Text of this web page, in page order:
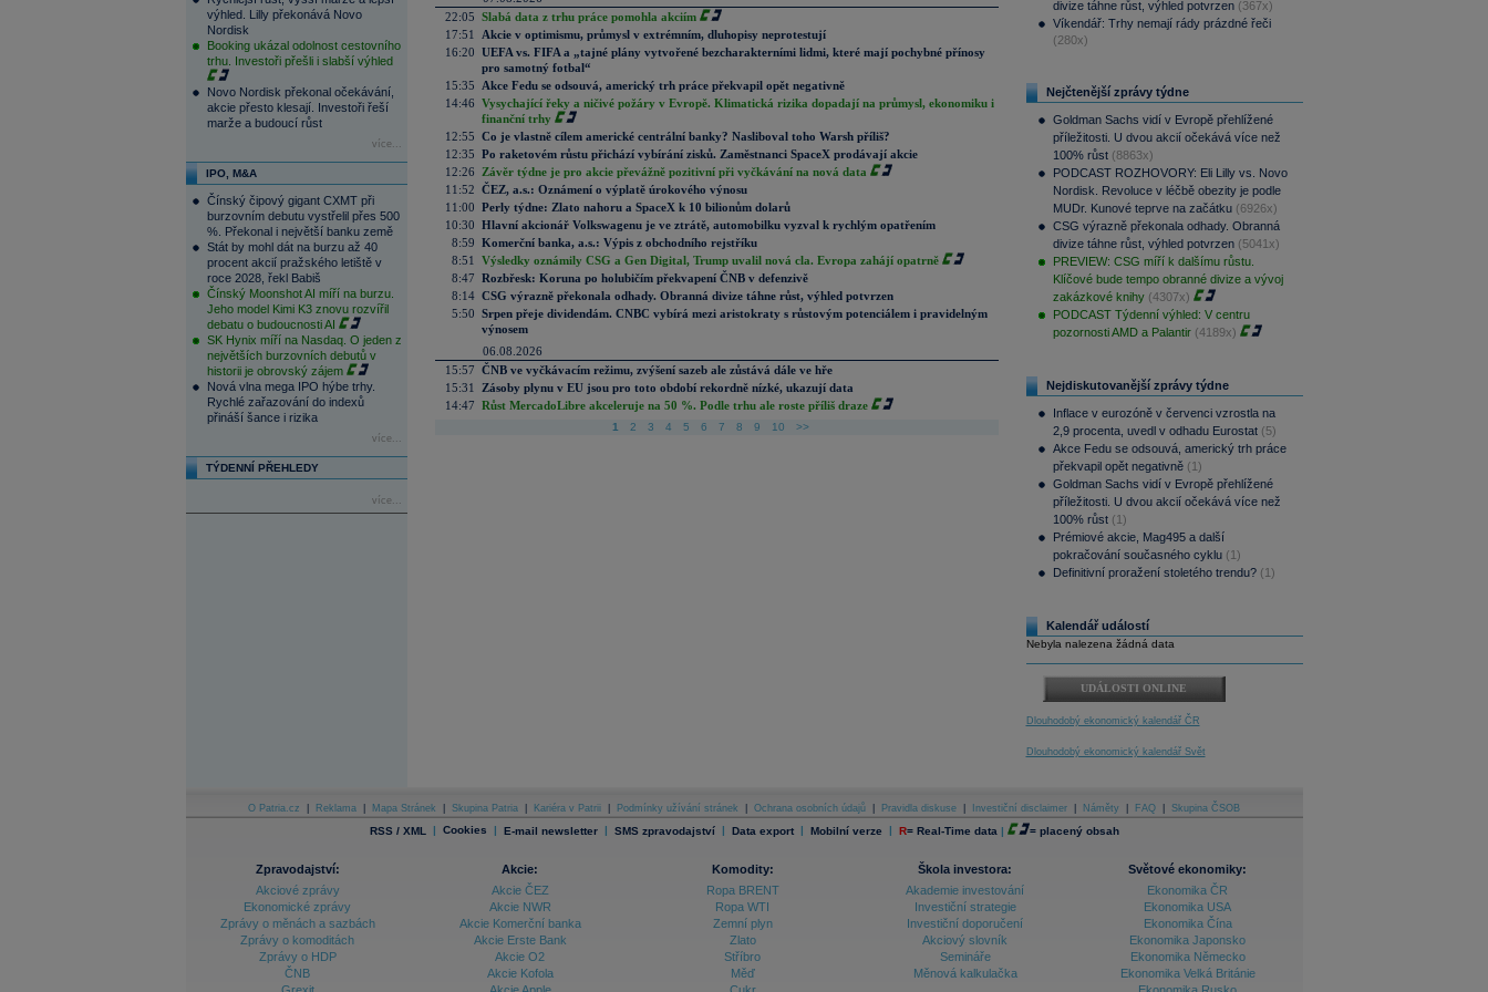
výhled. Lilly překonává Novo
Nordisk
Booking ukázal odolnost cestovního
trhu. Investoři přešli i slabší výhled
Novo Nordisk překonal očekávání,
akcie přesto klesají. Investoři řeší
marže a budoucí růst
více...
IPO, M&A
Čínský čipový gigant CXMT při
burzovním debutu vystřelil přes 500
%. Překonal i největší banku země
Stát by mohl dát na burzu až 40
procent akcií pražského letiště v
roce 2028, řekl Babiš
Čínský Moonshot AI míří na burzu.
Jeho model Kimi K3 znovu rozvířil
debatu o budoucnosti AI
SK Hynix míří na Nasdaq. O jeden z
největších burzovních debutů v
historii je obrovský zájem
Nová vlna mega IPO hýbe trhy.
Rychlé zařazování do indexů
přináší šance i rizika
více...
TÝDENNÍ PŘEHLEDY
více...
22:05 Slabá data z trhu práce pomohla akciím
17:51
Akcie v optimismu, průmysl v extrémním, dluhopisy neprotestují
16:20 UEFA vs. FIFA a „tajné plány vytvořené bezcharakterními lidmi, které mají pochybné přínosy
pro samotný fotbal“
15:35
Akce Fedu se odsouvá, americký trh práce překvapil opět negativně
14:46 Vysychající řeky a ničivé požáry v Evropě. Klimatická rizika dopadají na průmysl, ekonomiku i
finanční trhy
12:55 Co je vlastně cílem americké centrální banky? Nasliboval toho Warsh příliš?
12:35 Po raketovém růstu přichází vybírání zisků. Zaměstnanci SpaceX prodávají akcie
12:26
Závěr týdne je pro akcie převážně pozitivní při vyčkávání na nová data
11:52 ČEZ, a.s.: Oznámení o výplatě úrokového výnosu
11:00 Perly týdne: Zlato nahoru a SpaceX k 10 bilionům dolarů
10:30 Hlavní akcionář Volkswagenu je ve ztrátě, automobilku vyzval k rychlým opatřením
8:59 Komerční banka, a.s.: Výpis z obchodního rejstříku
8:51
Výsledky oznámily CSG a Gen Digital, Trump uvalil nová cla. Evropa zahájí opatrně
8:47 Rozbřesk: Koruna po holubičím překvapení ČNB v defenzivě
8:14 CSG výrazně překonala odhady. Obranná divize táhne růst, výhled potvrzen
5:50 Srpen přeje dividendám. CNBC vybírá mezi aristokraty s růstovým potenciálem i pravidelným
výnosem
06.08.2026
15:57 ČNB ve vyčkávacím režimu, zvýšení sazeb ale zůstává dále ve hře
15:31
Zásoby plynu v EU jsou pro toto období rekordně nízké, ukazují data
14:47 Růst MercadoLibre akceleruje na 50 %. Podle trhu ale roste příliš draze
1 2 3 4 5 6 7 8 9 10 >>
divize táhne růst, výhled potvrzen (367x)
Víkendář: Trhy nemají rády prázdné řeči
(280x)
Nejčtenější zprávy týdne
Goldman Sachs vidí v Evropě přehlížené
příležitosti. U dvou akcií očekává více než
100% růst (8863x)
PODCAST ROZHOVORY: Eli Lilly vs. Novo
Nordisk. Revoluce v léčbě obezity je podle
MUDr. Kunové teprve na začátku (6926x)
CSG výrazně překonala odhady. Obranná
divize táhne růst, výhled potvrzen (5041x)
PREVIEW: CSG míří k dalšímu růstu.
Klíčové bude tempo obranné divize a vývoj
zakázkové knihy (4307x)
PODCAST Týdenní výhled: V centru
pozornosti AMD a Palantir (4189x)
Nejdiskutovanější zprávy týdne
Inflace v eurozóně v červenci vzrostla na
2,9 procenta, uvedl v odhadu Eurostat (5)
Akce Fedu se odsouvá, americký trh práce
překvapil opět negativně (1)
Goldman Sachs vidí v Evropě přehlížené
příležitosti. U dvou akcií očekává více než
100% růst (1)
Prémiové akcie, Mag495 a další
pokračování současného cyklu (1)
Definitivní proražení stoletého trendu? (1)
Kalendář událostí
Nebyla nalezena žádná data
UDÁLOSTI ONLINE
Dlouhodobý ekonomický kalendář ČR
Dlouhodobý ekonomický kalendář Svět
O Patria.cz Reklama Mapa Stránek Skupina Patria Kariéra v Patrii Podmínky užívání stránek Ochrana osobních údajů Pravidla diskuse Investiční disclaimer Náměty FAQ Skupina ČSOB
RSS / XML | Cookies | E-mail newsletter | SMS zpravodajství | Data export | Mobilní verze | R= Real-Time data | = placený obsah
Zpravodajství:
Akciové zprávy
Ekonomické zprávy
Zprávy o měnách a sazbách
Zprávy o komoditách
Zprávy o HDP
ČNB
Akcie:
Akcie ČEZ
Akcie NWR
Akcie Komerční banka
Akcie Erste Bank
Akcie O2
Akcie Kofola
Komodity:
Ropa BRENT
Ropa WTI
Zemní plyn
Zlato
Stříbro
Měď
Škola investora:
Akademie investování
Investiční strategie
Investiční doporučení
Akciový slovník
Semináře
Měnová kalkulačka
Světové ekonomiky:
Ekonomika ČR
Ekonomika USA
Ekonomika Čína
Ekonomika Japonsko
Ekonomika Německo
Ekonomika Velká Británie